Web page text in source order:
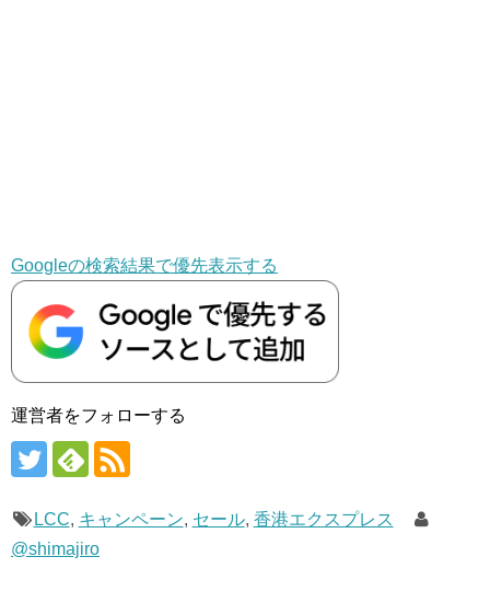
Googleの検索結果で優先表示する
運営者をフォローする
LCC, キャンペーン, セール, 香港エクスプレス
@shimajiro